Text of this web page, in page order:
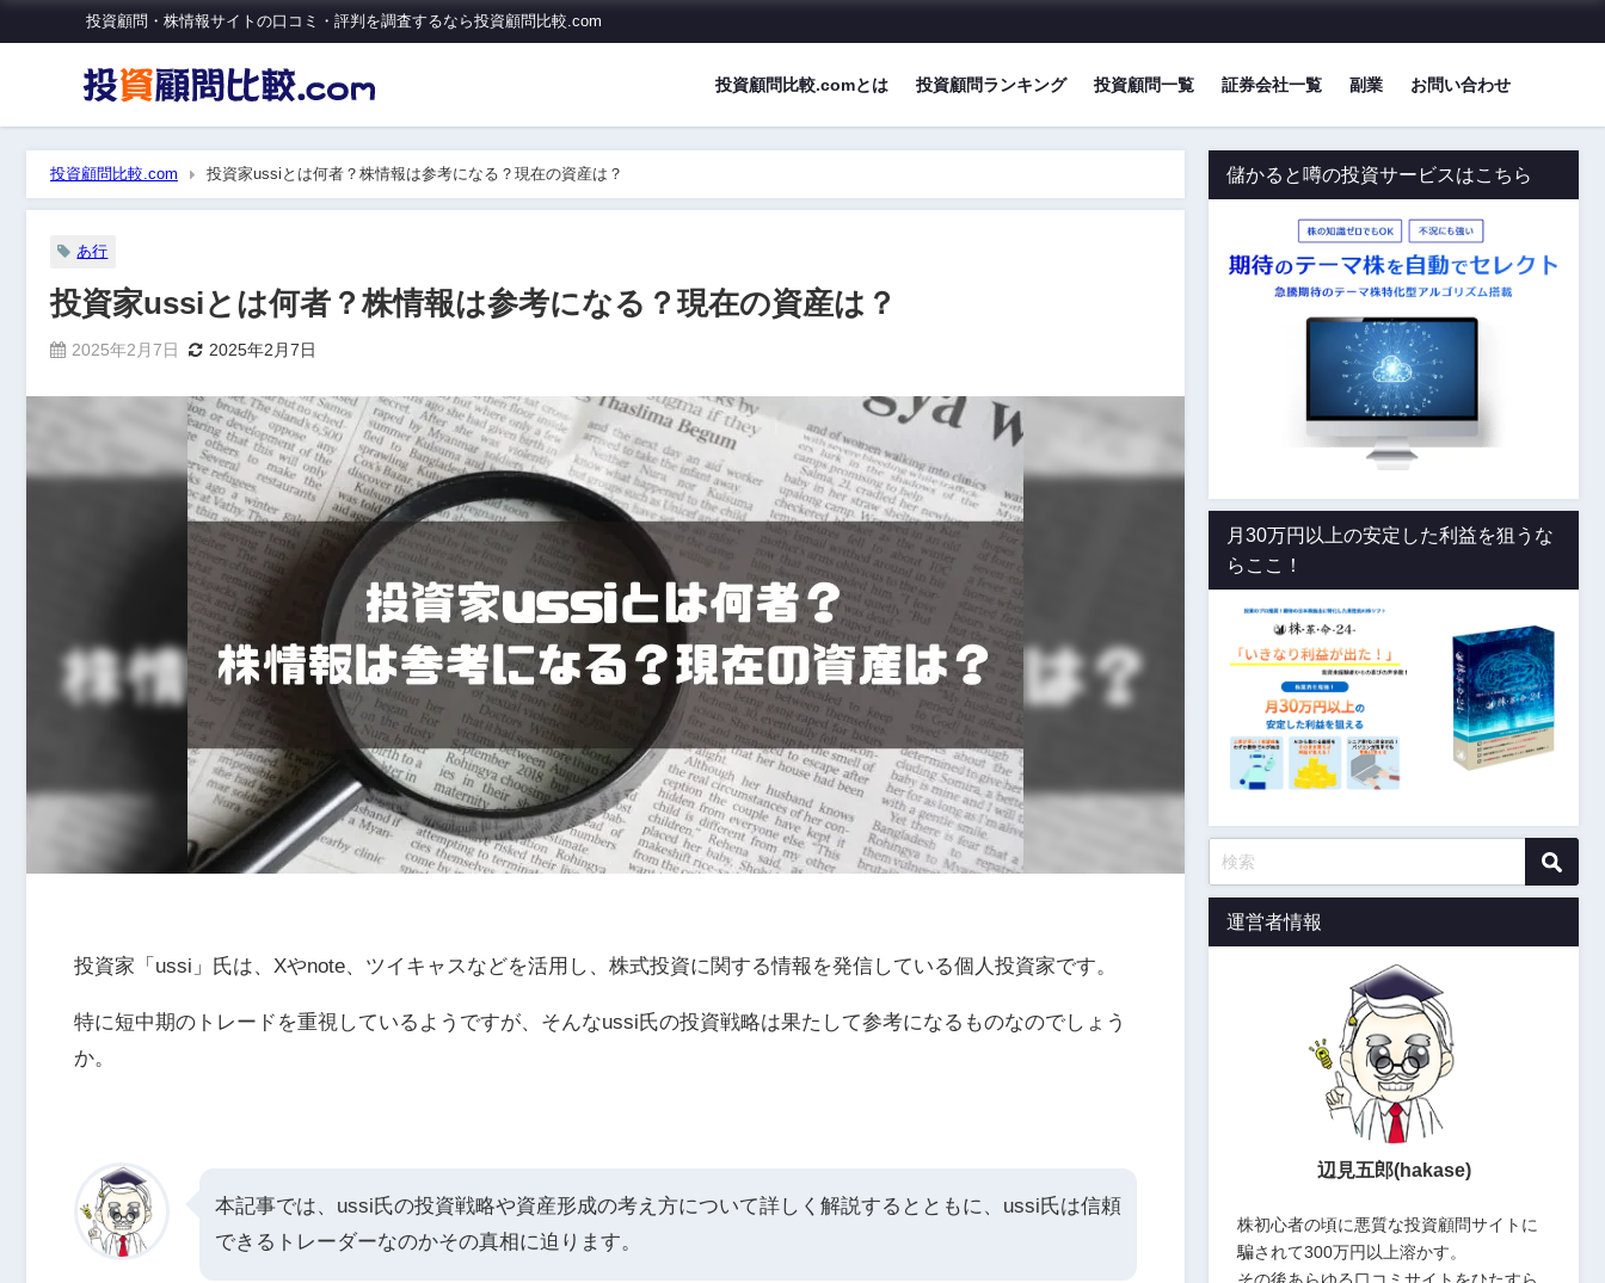
投資顧問・株情報サイトの口コミ・評判を調査するなら投資顧問比較.com
投資顧問比較.comとは 投資顧問ランキング 投資顧問一覧 証券会社一覧 副業 お問い合わせ
投資顧問比較.com 投資家ussiとは何者？株情報は参考になる？現在の資産は？
あ行
投資家ussiとは何者？株情報は参考になる？現在の資産は？
2025年2月7日 2025年2月7日
投資家「ussi」氏は、Xやnote、ツイキャスなどを活用し、株式投資に関する情報を発信している個人投資家です。
特に短中期のトレードを重視しているようですが、そんなussi氏の投資戦略は果たして参考になるものなのでしょう
か。
本記事では、ussi氏の投資戦略や資産形成の考え方について詳しく解説するとともに、ussi氏は信頼
できるトレーダーなのかその真相に迫ります。
儲かると噂の投資サービスはこちら
月30万円以上の安定した利益を狙うな
らここ！
運営者情報
辺見五郎(hakase)
株初心者の頃に悪質な投資顧問サイトに
騙されて300万円以上溶かす。
その後あらゆる口コミサイトをひたすら